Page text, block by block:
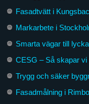
Fasadtvätt i
Markarbete i
Smarta vägar till
CESG – Så skapar
Trygg och säker
Fasadmålning i